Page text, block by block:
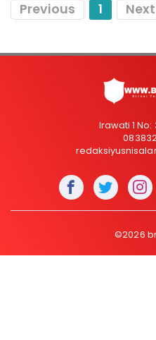
Previous 1 Next
Irawati 1
©2026